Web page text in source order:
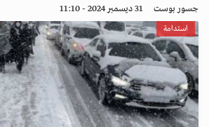
جسور بوست 31 ديسمبر 2024 - 11:10
استدامة